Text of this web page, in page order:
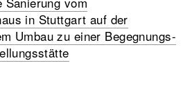
in Stuttgart auf der
Umbau zu einer Begegnungs-